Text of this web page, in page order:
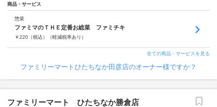
商品・サービス
惣菜
ファミマのＴＨＥ定番お総菜 ファミチキ
￥220 （税込） （軽減税率あり）
全ての商品・サービスを見る
ファミリーマートひたちなか田彦店のオーナー様ですか？
ファミリーマート ひたちなか勝倉店